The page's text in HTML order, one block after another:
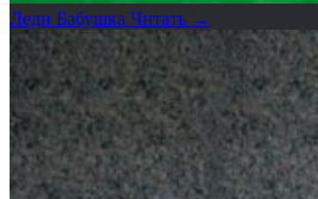
Леди Бабушка Читать →